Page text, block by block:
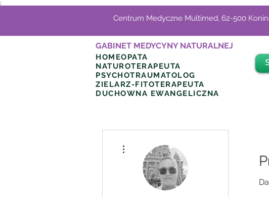
;
Centrum Medyczne Multimed, 62-500
GABINET MEDYCYNY NATURALNEJ
HOMEOPATA
NATUROTERAPEUTA
PSYCHOTRAUMATOLOG
ZIELARZ-FITOTERAPEUTA
DUCHOWNA EWANGELICZNA